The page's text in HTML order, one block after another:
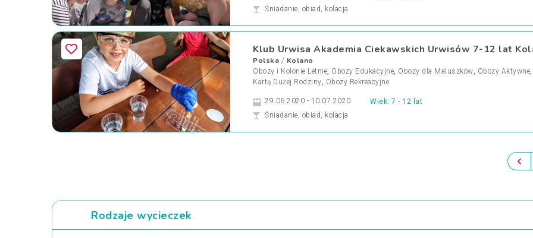
Śniadanie, obiad, kolacja
Klub Urwisa Akademia Ciekawskich Urwisów 7-12 lat
Polska / Kolano
Obozy i Kolonie Letnie, Obozy Edukacyjne, Obozy dla Maluszków, Obozy Aktywne,
Kartą Dużej Rodziny, Obozy Rekreacyjne
Wiek: 7 - 12 lat
29.06.2020 - 10.07.2020
Śniadanie, obiad, kolacja
Rodzaje wycieczek